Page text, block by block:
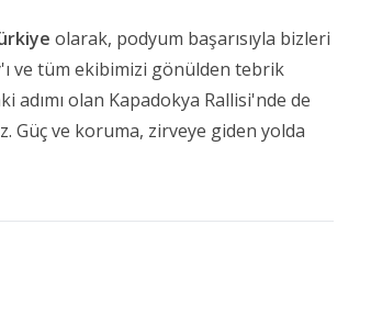
olarak, podyum başarısıyla bizleri
ve tüm ekibimizi gönülden tebrik
olan Kapadokya Rallisi'nde de
Güç ve koruma, zirveye giden yolda